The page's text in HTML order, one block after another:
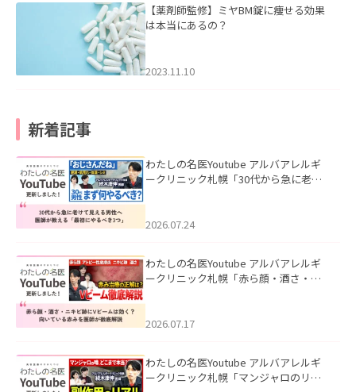
【薬剤師監修】ミヤBM錠に痩せる効果
は本当にあるの？
2023.11.10
新着記事
わたしの名医Youtube アルバアレルギ
ークリニック札幌「30代から急に老け
た。
2026.07.24
わたしの名医Youtube アルバアレルギ
ークリニック札幌「赤ら顔・酒さ・ニ
した。
2026.07.17
わたしの名医Youtube アルバアレルギ
ークリニック札幌「マンジャロのリア